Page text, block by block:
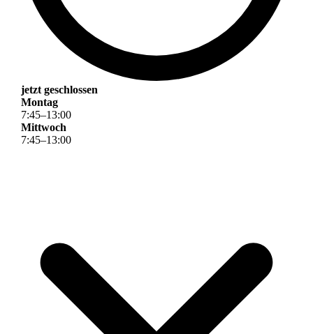
jetzt geschlossen
Montag
7:45–13:00
Mittwoch
7:45–13:00